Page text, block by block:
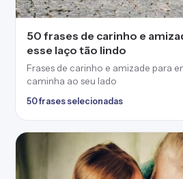
50 frases de carinho e
esse laço tão lindo
Frases de carinho e amizade para
caminha ao seu lado
50 frases selecionadas